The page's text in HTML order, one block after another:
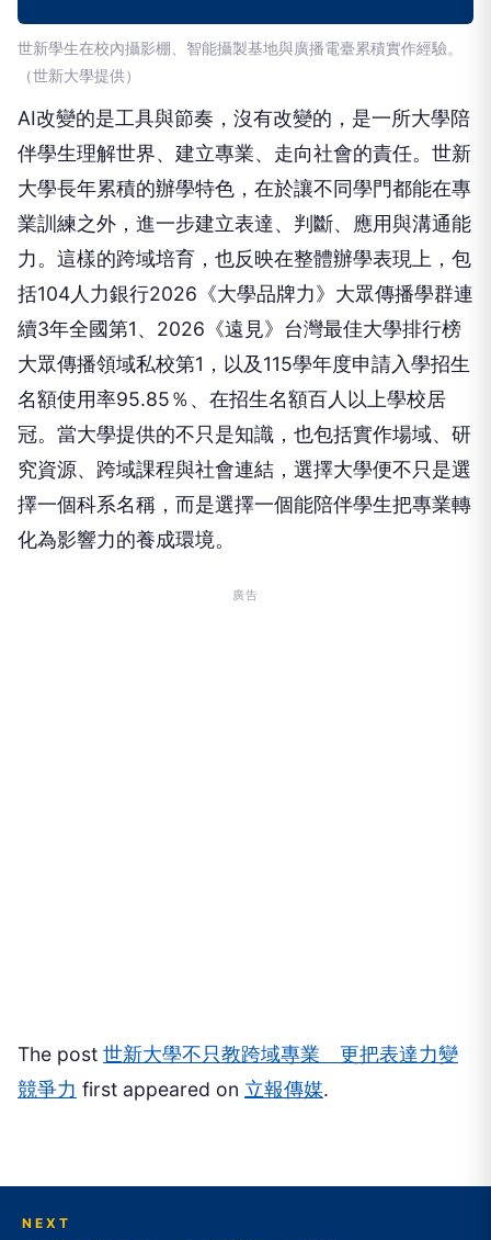
世新學生在校內攝影棚、智能攝製基地與廣播電臺累積實作經驗。
（世新大學提供）
AI改變的是工具與節奏，沒有改變的，是一所大學陪
伴學生理解世界、建立專業、走向社會的責任。世新
大學長年累積的辦學特色，在於讓不同學門都能在專
業訓練之外，進一步建立表達、判斷、應用與溝通能
力。這樣的跨域培育，也反映在整體辦學表現上，包
括104人力銀行2026《大學品牌力》大眾傳播學群連
續3年全國第1、2026《遠見》台灣最佳大學排行榜
大眾傳播領域私校第1，以及115學年度申請入學招生
名額使用率95.85％、在招生名額百人以上學校居
冠。當大學提供的不只是知識，也包括實作場域、研
究資源、跨域課程與社會連結，選擇大學便不只是選
擇一個科系名稱，而是選擇一個能陪伴學生把專業轉
化為影響力的養成環境。
廣告
競爭力first appeared on立報傳媒
NEXT
台灣當緊捉大陸AI市場機遇／何溢誠